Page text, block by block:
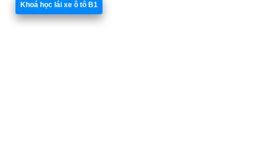
Khoá học lái xe ô tô B1